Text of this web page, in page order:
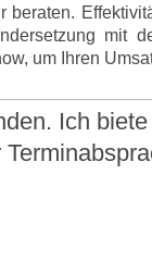
mit
um Ihren
Ich